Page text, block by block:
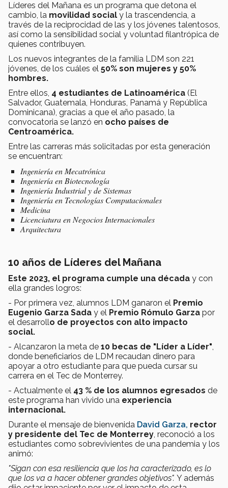
Líderes del Mañana es un programa que detona el
cambio, la movilidad social y la trascendencia, a
través de la reciprocidad de las y los jóvenes talentosos,
así como la sensibilidad social y voluntad filantrópica de
quienes contribuyen.
Los nuevos integrantes de la familia LDM son 221
jóvenes, de los cuáles el 50% son mujeres y 50%
hombres.
Entre ellos, 4 estudiantes de Latinoamérica (El
Salvador, Guatemala, Honduras, Panamá y República
Dominicana), gracias a que el año pasado, la
convocatoria se lanzó en ocho países de
Centroamérica.
Entre las carreras más solicitadas por esta generación
se encuentran:
Ingeniería en Mecatrónica
Ingeniería en Biotecnología
Ingeniería Industrial y de Sistemas
Ingeniería en Tecnologías Computacionales
Medicina
Licenciatura en Negocios Internacionales
Arquitectura
10 años de Líderes del Mañana
Este 2023, el programa cumple una década y con
ella grandes logros:
- Por primera vez, alumnos LDM ganaron el Premio
Eugenio Garza Sada y el Premio Rómulo Garza por
el desarrollo de proyectos con alto impacto
social.
- Alcanzaron la meta de 10 becas de "Líder a Líder",
donde beneficiarios de LDM recaudan dinero para
apoyar a otro estudiante para que pueda cursar su
carrera en el Tec de Monterrey.
- Actualmente el 43 % de los alumnos egresados de
este programa han vivido una experiencia
internacional.
Durante el mensaje de bienvenida David Garza, rector
y presidente del Tec de Monterrey, reconoció a los
estudiantes como sobrevivientes de una pandemia y los
animó:
"Sigan con esa resiliencia que los ha caracterizado, es lo
que los va a hacer obtener grandes objetivos". Y además